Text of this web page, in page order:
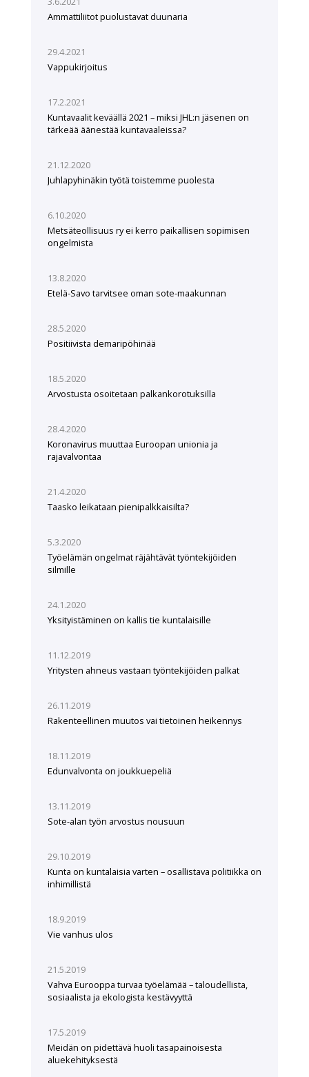
Ammattiliitot puolustavat duunaria
29.4.2021
Vappukirjoitus
17.2.2021
Kuntavaalit keväällä 2021 – miksi JHL:n jäsenen on
tärkeää äänestää kuntavaaleissa?
21.12.2020
Juhlapyhinäkin työtä toistemme puolesta
6.10.2020
Metsäteollisuus ry ei kerro paikallisen sopimisen
ongelmista
13.8.2020
Etelä-Savo tarvitsee oman sote-maakunnan
28.5.2020
Positiivista demaripöhinää
18.5.2020
Arvostusta osoitetaan palkankorotuksilla
28.4.2020
Koronavirus muuttaa Euroopan unionia ja
rajavalvontaa
21.4.2020
Taasko leikataan pienipalkkaisilta?
5.3.2020
Työelämän ongelmat räjähtävät työntekijöiden
silmille
24.1.2020
Yksityistäminen on kallis tie kuntalaisille
11.12.2019
Yritysten ahneus vastaan työntekijöiden palkat
26.11.2019
Rakenteellinen muutos vai tietoinen heikennys
18.11.2019
Edunvalvonta on joukkuepeliä
13.11.2019
Sote-alan työn arvostus nousuun
29.10.2019
Kunta on kuntalaisia varten – osallistava politiikka on
inhimillistä
18.9.2019
Vie vanhus ulos
21.5.2019
Vahva Eurooppa turvaa työelämää – taloudellista,
sosiaalista ja ekologista kestävyyttä
17.5.2019
Meidän on pidettävä huoli tasapainoisesta
aluekehityksestä